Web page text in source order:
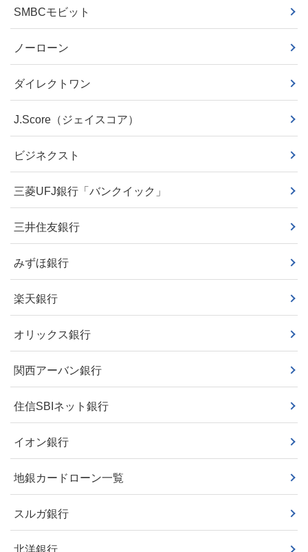
SMBCモビット
ノーローン
ダイレクトワン
J.Score（ジェイスコア）
ビジネクスト
三菱UFJ銀行「バンクイック」
三井住友銀行
みずほ銀行
楽天銀行
オリックス銀行
関西アーバン銀行
住信SBIネット銀行
イオン銀行
地銀カードローン一覧
スルガ銀行